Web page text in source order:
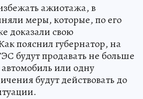
ажиотажа, в
меры, которые, по его
доказали свою
пояснил губернатор, на
будут продавать не больше
или одну
будут действовать до